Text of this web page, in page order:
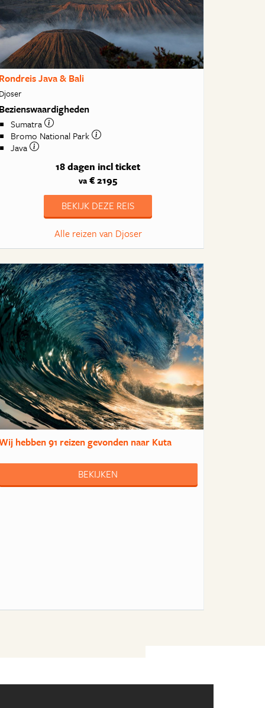
Rondreis Java & Bali
Djoser
Bezienswaardigheden
Sumatra
Bromo National Park
Java
18 dagen incl ticket
va € 2195
BEKIJK DEZE REIS
Alle reizen van Djoser
hebben91 reizengevonden naar Kuta
BEKIJKEN